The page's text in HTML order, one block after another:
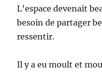
L’espace devenait
besoin de partager
ressentir.
Il y a eu moult et